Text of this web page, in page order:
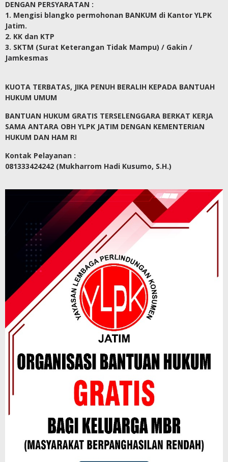
DENGAN PERSYARATAN :
1. Mengisi blangko permohonan BANKUM di Kantor YLPK
Jatim.
2. KK dan KTP
3. SKTM (Surat Keterangan Tidak Mampu) / Gakin /
Jamkesmas
KUOTA TERBATAS, JIKA PENUH BERALIH KEPADA BANTUAH
HUKUM UMUM
BANTUAN HUKUM GRATIS TERSELENGGARA BERKAT KERJA
SAMA ANTARA OBH YLPK JATIM DENGAN KEMENTERIAN
HUKUM DAN HAM RI
Kontak Pelayanan :
081333424242 (Mukharrom Hadi Kusumo, S.H.)